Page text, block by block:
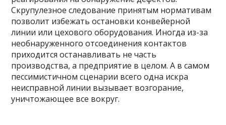
Скрупулезное следование принятым нормативам
позволит избежать остановки конвейерной
линии или цехового оборудования. Иногда из-за
необнаруженного отсоединения контактов
приходится останавливать не часть
производства, а предприятие в целом. А в самом
пессимистичном сценарии всего одна искра
неисправной линии вызывает возгорание,
уничтожающее все вокруг.